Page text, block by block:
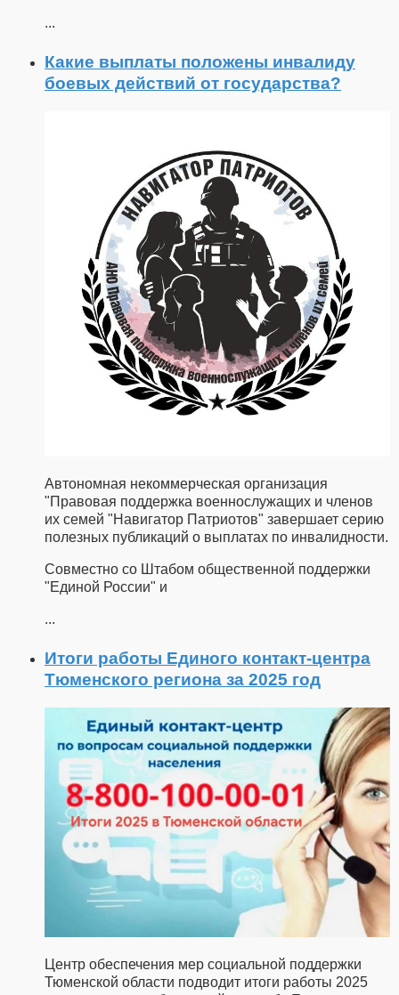
...
Какие выплаты положены инвалиду
боевых действий от государства?
Автономная некоммерческая организация
"Правовая поддержка военнослужащих и членов
их семей "Навигатор Патриотов" завершает серию
полезных публикаций о выплатах по инвалидности.
Совместно со Штабом общественной поддержки
"Единой России" и
...
Итоги работы Единого контакт-центра
Тюменского региона за 2025 год
Центр обеспечения мер социальной поддержки
Тюменской области подводит итоги работы 2025